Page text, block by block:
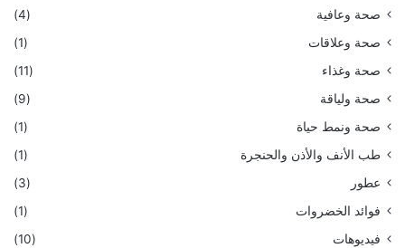
صحة وعافية
(4)
صحة وعلاقات
(1)
صحة وغذاء
(11)
صحة ولياقة
(9)
صحة ونمط حياة
(1)
طب الأنف والأذن والحنجرة
(1)
عطور
(3)
فوائد الخضروات
(1)
فيديوهات
(10)